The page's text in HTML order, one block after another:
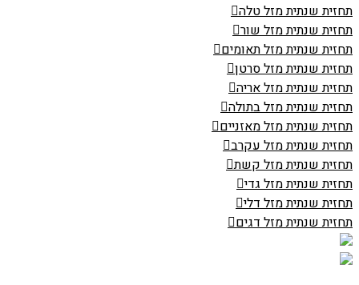
תחזית שנתית מזל טלה
תחזית שנתית מזל שור
תחזית שנתית מזל תאומים
תחזית שנתית מזל סרטן
תחזית שנתית מזל אריה
תחזית שנתית מזל בתולה
תחזית שנתית מזל מאזניים
תחזית שנתית מזל עקרב
תחזית שנתית מזל קשת
תחזית שנתית מזל גדי
תחזית שנתית מזל דלי
תחזית שנתית מזל דגים